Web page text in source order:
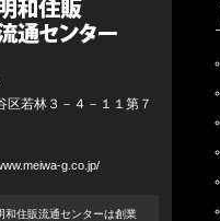
区若林３－４－１１第７
g.co.jp/
住販流通センターは創業